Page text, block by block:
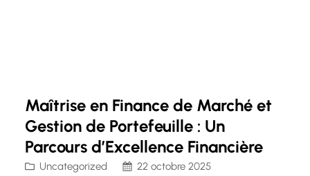
Maîtrise en Finance de Marché et
Gestion de Portefeuille : Un
Parcours d’Excellence Financière
Uncategorized
22 octobre 2025